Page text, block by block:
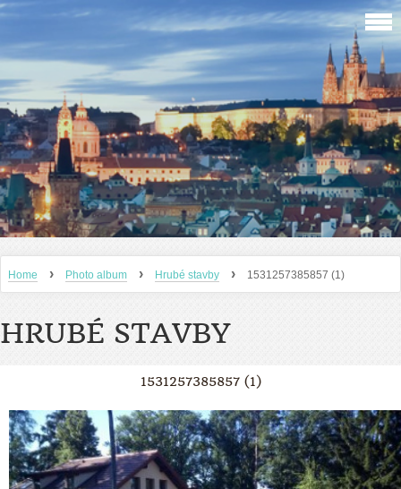
Home › Photo album › Hrubé stavby › 1531257385857 (1)
HRUBÉ STAVBY
1531257385857 (1)